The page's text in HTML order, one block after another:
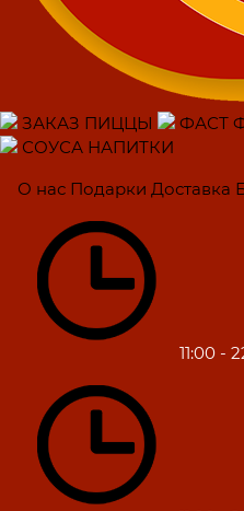
ЗАКАЗ ПИЦЦЫ ФАСТ
СОУСА НАПИТКИ
О нас Подарки Доставка
11:00 -